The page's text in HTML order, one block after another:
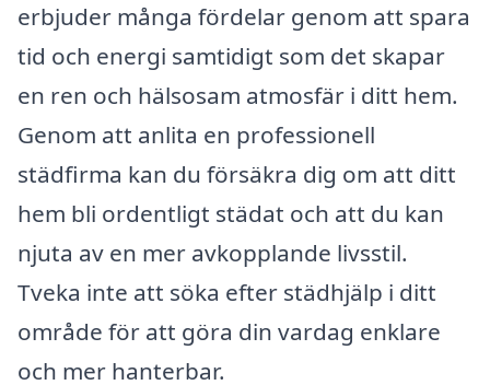
erbjuder många fördelar genom att spara
tid och energi samtidigt som det skapar
en ren och hälsosam atmosfär i ditt hem.
Genom att anlita en professionell
städfirma kan du försäkra dig om att ditt
hem bli ordentligt städat och att du kan
njuta av en mer avkopplande livsstil.
Tveka inte att söka efter städhjälp i ditt
område för att göra din vardag enklare
och mer hanterbar.